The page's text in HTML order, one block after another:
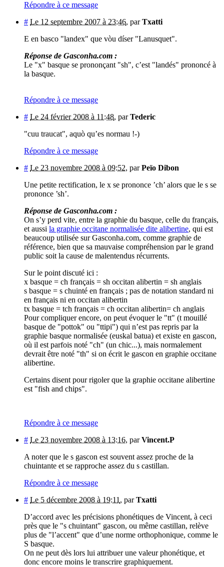
Répondre à ce message
# Le 12 septembre 2007 à 23:46, parTxatti
E en basco "landex" que vòu díser "Lanusquet".
Réponse de Gasconha.com :
Le "x" basque se prononçant "sh", c’est "landés" prononcé à
la basque.
Répondre à ce message
# Le 24 février 2008 à 11:48, parTederic
"cuu traucat", aquò qu’es normau !-)
Répondre à ce message
# Le 23 novembre 2008 à 09:52, parPeïo Dibon
Une petite rectification, le x se prononce ’ch’ alors que le s se
prononce ’sh’.
Réponse de Gasconha.com :
On s’y perd vite, entre la graphie du basque, celle du français,
et aussi la graphie occitane normalisée dite alibertine, qui est
beaucoup utilisée sur Gasconha.com, comme graphie de
référence, bien que sa mauvaise compréhension par le grand
public soit la cause de malentendus récurrents.
Sur le point discuté ici :
x basque = ch français = sh occitan alibertin = sh anglais
s basque = s chuinté en français ; pas de notation standard ni
en français ni en occitan alibertin
tx basque = tch français = ch occitan alibertin= ch anglais
Pour compliquer encore, on peut évoquer le "tt" (t mouillé
basque de "pottok" ou "ttipi") qui n’est pas repris par la
graphie basque normalisée (euskal batua) et existe en gascon,
où il est parfois noté "ch" (un chic...), mais normalement
devrait être noté "th" si on écrit le gascon en graphie occitane
alibertine.
Certains disent pour rigoler que la graphie occitane alibertine
est "fish and chips".
Répondre à ce message
# Le 23 novembre 2008 à 13:16, parVincent.P
A noter que le s gascon est souvent assez proche de la
chuintante et se rapproche assez du s castillan.
Répondre à ce message
# Le 5 décembre 2008 à 19:11 , parTxatti
D’accord avec les précisions phonétiques de Vincent, à ceci
près que le "s chuintant" gascon, ou même castillan, relève
plus de "l’accent" que d’une norme orthophonique, comme le
S basque.
On ne peut dès lors lui attribuer une valeur phonétique, et
donc encore moins le transcrire graphiquement.